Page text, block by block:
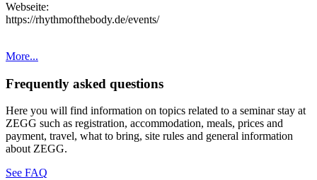
Webseite:
https://rhythmofthebody.de/events/
More...
Frequently asked questions
Here you will find information on topics related to a seminar stay at
ZEGG such as registration, accommodation, meals, prices and
payment, travel, what to bring, site rules and general information
about ZEGG.
See FAQ